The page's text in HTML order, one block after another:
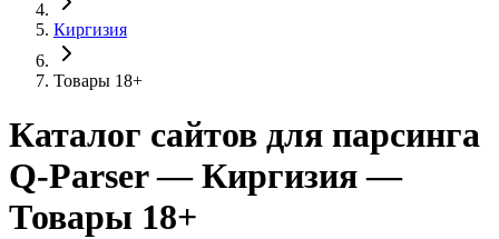
Киргизия
Товары 18+
Каталог сайтов для парсинга
Q-Parser— Киргизия —
Товары 18+